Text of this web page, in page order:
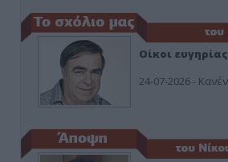
Οίκοι ευγηρίας
24-07-2026 -